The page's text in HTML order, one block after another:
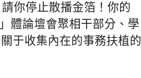
你停止散播金箔！你的
體論壇會聚相干部分、學
于收集內在的事務扶植的